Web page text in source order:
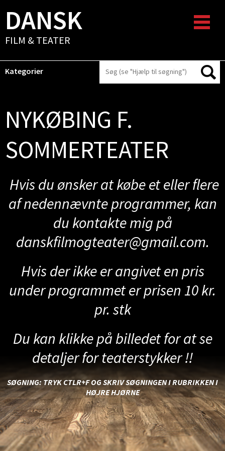
DANSK
FILM & TEATER
Kategorier
NYKØBING F.
SOMMERTEATER
Hvis du ønsker at købe et eller flere
af nedennævnte programmer, kan
du kontakte mig på
danskfilmogteater@gmail.com.
Hvis der ikke er angivet en pris
under programmet er prisen 10 kr.
pr. stk
Du kan klikke på billedet for at se
detaljer for teaterstykker !!
SØGNING: TRYK CTLR+F OG SKRIV SØGNINGEN I RUBRIKKEN I
HØJRE HJØRNE